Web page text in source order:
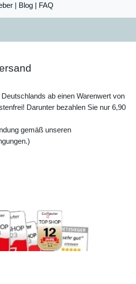
| Blog | FAQ
ab einen Warenwert von
Darunter bezahlen Sie nur 6,90
gemäß unseren